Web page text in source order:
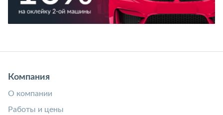
Компания
О компании
Работы и цены